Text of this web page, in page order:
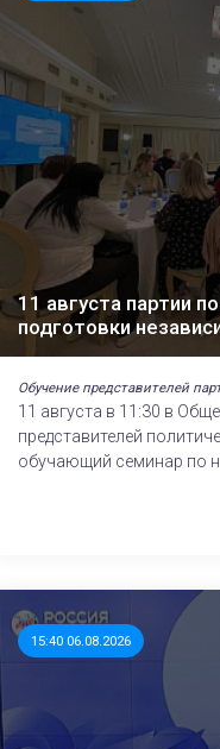
11 августа партии
подготовки
Обучение представителей
11 августа в 11:30 в
представителей
обучающий семинар по
15:40 06.08.2026